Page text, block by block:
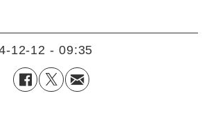
12-12 - 09:35